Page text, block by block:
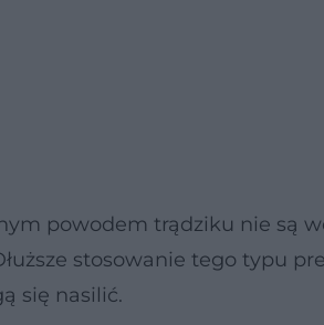
powodem trądziku nie są
stosowanie tego typu
się nasilić.